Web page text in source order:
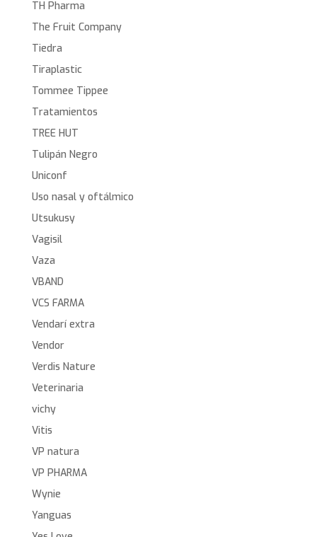
TH Pharma
The Fruit Company
Tiedra
Tiraplastic
Tommee Tippee
Tratamientos
TREE HUT
Tulipán Negro
Uniconf
Uso nasal y oftálmico
Utsukusy
Vagisil
Vaza
VBAND
VCS FARMA
Vendarí extra
Vendor
Verdis Nature
Veterinaria
vichy
Vitis
VP natura
VP PHARMA
Wynie
Yanguas